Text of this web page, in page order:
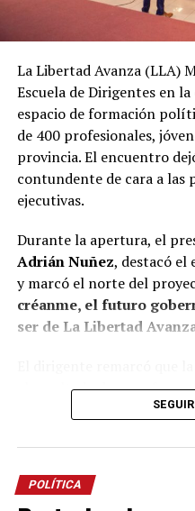
La Libertad Avanza (LLA)
Escuela de Dirigentes en la
espacio de formación
de 400 profesionales,
provincia. El encuentro
contundente de cara a las
ejecutivas.
Durante la apertura, el
Adrián Nuñez, destacó el
y marcó el norte del
créanme, el futuro
ser de La Libertad
el resultado de un
construido en tiempo
acá es porque tuvimos la
construir esto en menos de
subrayando el desafío de
POLÍTICA